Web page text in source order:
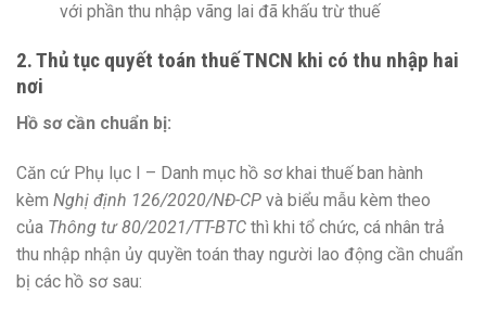
với phần thu nhập vãng lai đã khấu trừ thuế
2. Thủ tục quyết toán thuế TNCN khi có thu nhập hai
nơi
Hồ sơ cần chuẩn bị:
Căn cứ Phụ lục I – Danh mục hồ sơ khai thuế ban hành
kèm Nghị định 126/2020/NĐ-CP và biểu mẫu kèm theo
của Thông tư 80/2021/TT-BTC thì khi tổ chức, cá nhân trả
thu nhập nhận ủy quyền toán thay người lao động cần chuẩn
bị các hồ sơ sau: